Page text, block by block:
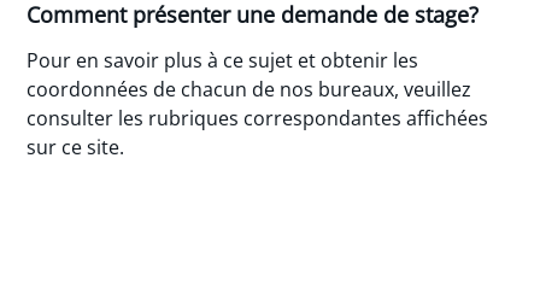
Comment présenter une demande de stage?
Pour en savoir plus à ce sujet et obtenir les
coordonnées de chacun de nos bureaux, veuillez
consulter les rubriques correspondantes affichées
sur ce site.